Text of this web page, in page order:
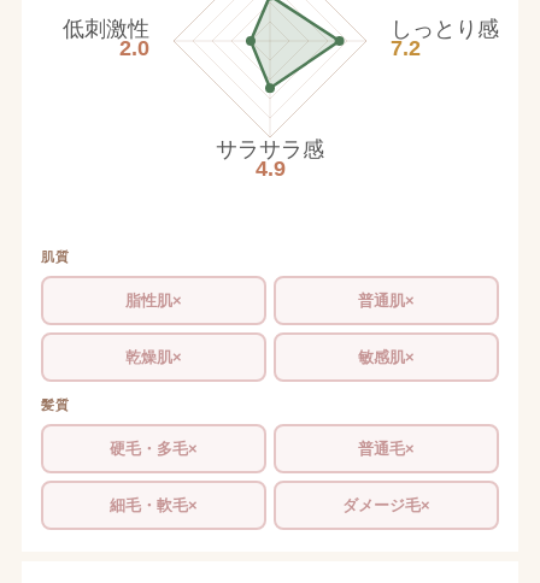
しっとり感
7.2
サラサラ感
4.9
低刺激性
2.0
肌質
脂性肌× 普通肌×
乾燥肌× 敏感肌×
髪質
硬毛・多毛× 普通毛×
細毛・軟毛× ダメージ毛×